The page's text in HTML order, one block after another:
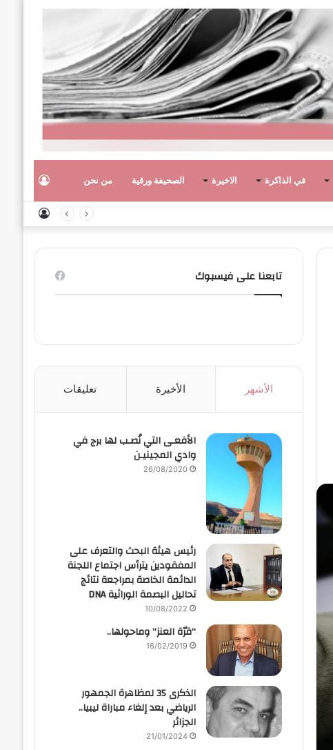
في الذاكرة الاخيرة الصحيفة ورقية من نحن
تابعنا على فيسبوك
الأشهر الأخيرة تعليقات
الأفعـى التي نُصـب لها برج في
وادي المجينيـن
26/08/2020
رئيس هيئة البحث والتعرف على
المفقودين يترأس اجتماع اللجنة
الدائمة الخاصة بمراجعة نتائج
تحاليل البصمة الوراثية DNA
10/08/2022
“قرّة العنز” وماحولها..
16/02/2019
الذكرى 35 لمظاهرة الجمهور
الرياضي بعد إلغاء مباراة ليبيا..
الجزائر
21/01/2024